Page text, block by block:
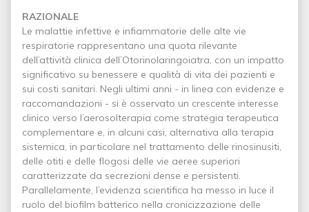
RAZIONALE
Le malattie infettive e infiammatorie delle alte vie
respiratorie rappresentano una quota rilevante
dell’attività clinica dell’Otorinolaringoiatra, con un impatto
significativo su benessere e qualità di vita dei pazienti e
sui costi sanitari. Negli ultimi anni - in linea con evidenze e
raccomandazioni - si è osservato un crescente interesse
clinico verso l’aerosolterapia come strategia terapeutica
complementare e, in alcuni casi, alternativa alla terapia
sistemica, in particolare nel trattamento delle rinosinusiti,
delle otiti e delle flogosi delle vie aeree superiori
caratterizzate da secrezioni dense e persistenti.
Parallelamente, l’evidenza scientifica ha messo in luce il
ruolo del biofilm batterico nella cronicizzazione delle